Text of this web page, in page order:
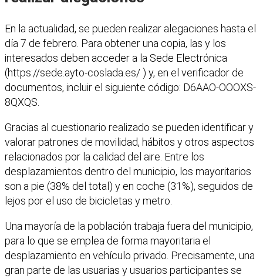
En la actualidad, se pueden realizar alegaciones hasta el
día 7 de febrero. Para obtener una copia, las y los
interesados deben acceder a la Sede Electrónica
(https://sede.ayto-coslada.es/ ) y, en el verificador de
documentos, incluir el siguiente código: D6AAO-OOOXS-
8QXQS.
Gracias al cuestionario realizado se pueden identificar y
valorar patrones de movilidad, hábitos y otros aspectos
relacionados por la calidad del aire. Entre los
desplazamientos dentro del municipio, los mayoritarios
son a pie (38% del total) y en coche (31%), seguidos de
lejos por el uso de bicicletas y metro.
Una mayoría de la población trabaja fuera del municipio,
para lo que se emplea de forma mayoritaria el
desplazamiento en vehículo privado. Precisamente, una
gran parte de las usuarias y usuarios participantes se